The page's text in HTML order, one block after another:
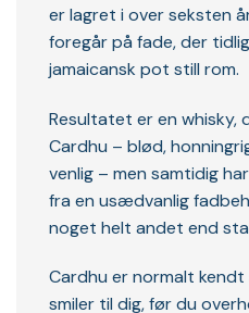
er lagret i over seksten
foregår på fade, der
jamaicansk pot still rom.
Resultatet er en whisky,
Cardhu – blød,
venlig – men samtidig
fra en usædvanlig
noget helt andet end
Cardhu er normalt kendt
smiler til dig, før du